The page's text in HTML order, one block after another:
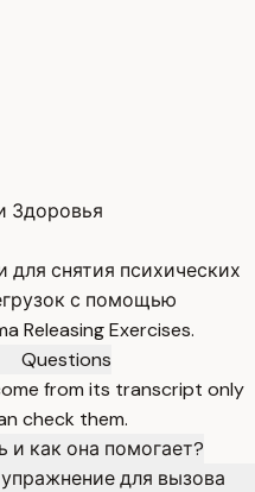
Здоровья
снятия психических
с помощью
Releasing Exercises.
Questions
from its transcript only
check them.
и как она помогает?
для вызова